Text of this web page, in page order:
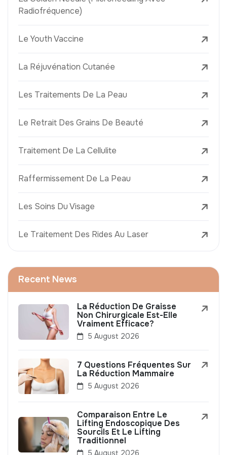
Radiofréquence)
Le Youth Vaccine
La Réjuvénation Cutanée
Les Traitements De La Peau
Le Retrait Des Grains De Beauté
Traitement De La Cellulite
Raffermissement De La Peau
Les Soins Du Visage
Le Traitement Des Rides Au Laser
Recent News
La Réduction De Graisse
Non Chirurgicale Est-Elle
Vraiment Efficace?
5 August 2026
7 Questions Fréquentes Sur
La Réduction Mammaire
5 August 2026
Comparaison Entre Le
Lifting Endoscopique Des
Sourcils Et Le Lifting
Traditionnel
5 August 2026